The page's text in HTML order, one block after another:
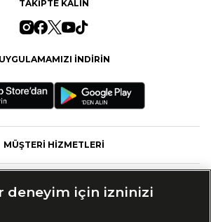
TAKİPTE KALIN
UYGULAMAMIZI İNDİRİN
MÜŞTERİ HİZMETLERİ
deneyim için izninizi